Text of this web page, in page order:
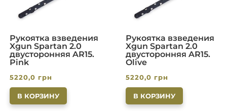
Рукоятка взведения
Xgun Spartan 2.0
двусторонняя AR15.
Pink
5220,0 грн
В КОРЗИНУ
Рукоятка взведения
Xgun Spartan 2.0
двусторонняя AR15.
Olive
5220,0 грн
В КОРЗИНУ